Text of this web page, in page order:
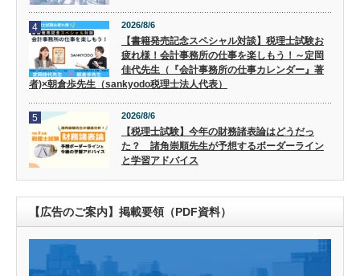
4 2026/8/6
【書籍発売記念スペシャル対談】税理士試験お
疲れ様！会計事務所の仕事を楽しもう！～定岡
佳代先生（『会計事務所の仕事カレンダー』著
者)×朝倉歩先生（sankyodo税理士法人代表）
5 2026/8/6
【税理士試験】今年の財務諸表論はどうだっ
た？ 諸角崇順先生が予想するボーダーライン
と学習アドバイス
【広告のご案内】掲載要領（PDF資料）